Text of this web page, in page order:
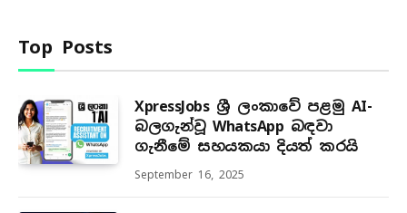
Top Posts
XpressJobs ශ්‍රී ලංකාවේ පළමු AI-
බලගැන්වූ WhatsApp බඳවා
ගැනීමේ සහයකයා දියත් කරයි
September 16, 2025